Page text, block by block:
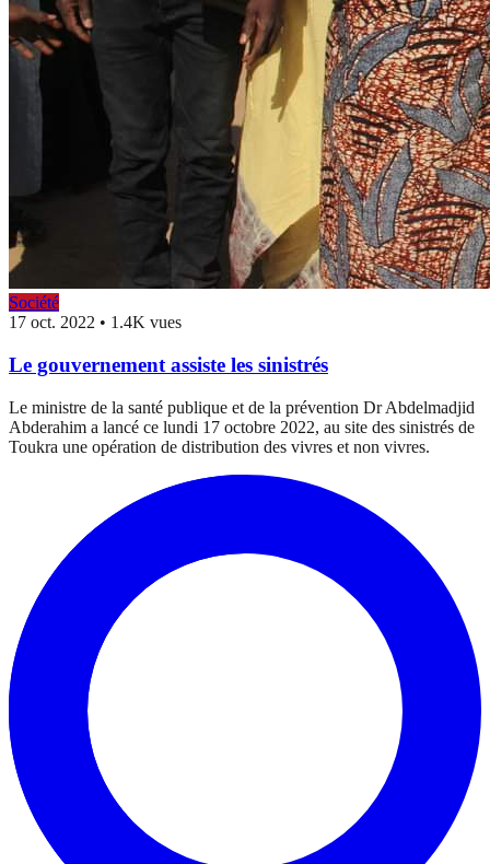
Société
17 oct. 2022 • 1.4K vues
Le gouvernement assiste les sinistrés
Le ministre de la santé publique et de la prévention Dr Abdelmadjid
Abderahim a lancé ce lundi 17 octobre 2022, au site des sinistrés de
Toukra une opération de distribution des vivres et non vivres.